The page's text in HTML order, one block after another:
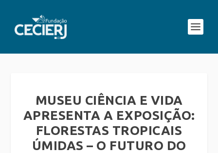
MUSEU CIÊNCIA E VIDA
APRESENTA A EXPOSIÇÃO:
FLORESTAS TROPICAIS
ÚMIDAS – O FUTURO DO